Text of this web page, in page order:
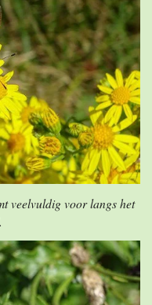
veelvuldig voor langs het